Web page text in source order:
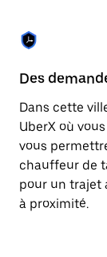
Des
Dans cette
UberX où
vous
chauffeur de
pour un trajet
à proximité.